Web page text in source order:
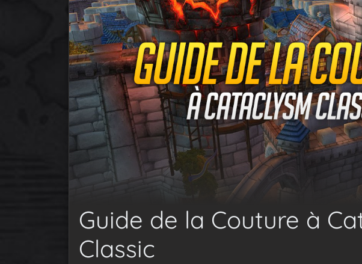
Guide de la Couture à
Classic